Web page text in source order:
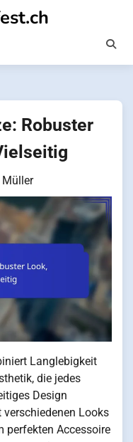
Robuster
Langlebigkeit
die jedes
Design
Looks
perfekten Accessoire